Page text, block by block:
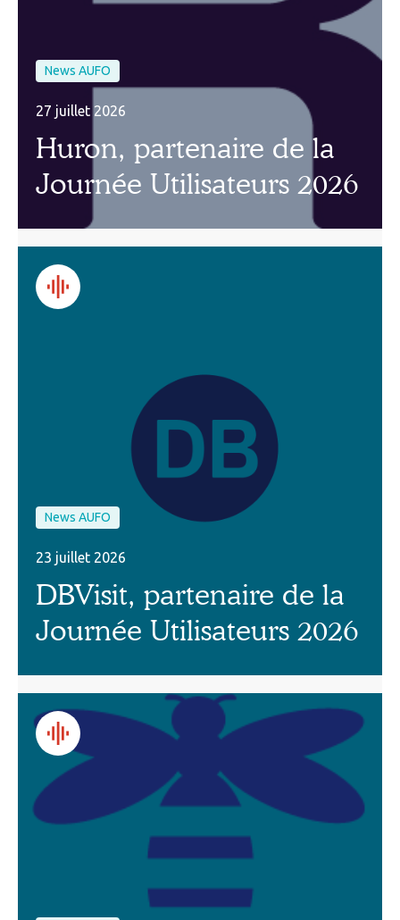
News AUFO
27 juillet 2026
Huron, partenaire de la
Journée Utilisateurs 2026
News AUFO
23 juillet 2026
DBVisit, partenaire de la
Journée Utilisateurs 2026